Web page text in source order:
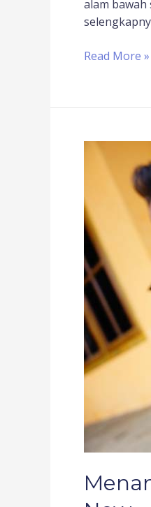
alam
Read More »
Menanamkan
Anak
Jaman
Now